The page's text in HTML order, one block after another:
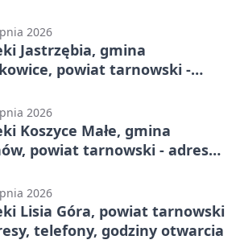
2026
Jastrzębia, gmina
powiat tarnowski -
2026
Koszyce Małe, gmina
powiat tarnowski - adresy,
2026
Lisia Góra, powiat tarnowski
telefony, godziny otwarcia